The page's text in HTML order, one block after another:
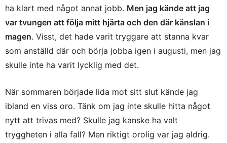
ha klart med något annat jobb. Men jag kände att jag
var tvungen att följa mitt hjärta och den där känslan i
magen. Visst, det hade varit tryggare att stanna kvar
som anställd där och börja jobba igen i augusti, men jag
skulle inte ha varit lycklig med det.
När sommaren började lida mot sitt slut kände jag
ibland en viss oro. Tänk om jag inte skulle hitta något
nytt att trivas med? Skulle jag kanske ha valt
tryggheten i alla fall? Men riktigt orolig var jag aldrig.